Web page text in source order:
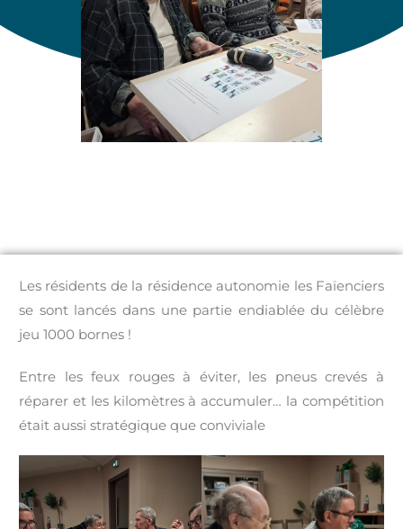
Les résidents de la résidence autonomie les Faïenciers
se sont lancés dans une partie endiablée du célèbre
jeu 1000 bornes !
Entre les feux rouges à éviter, les pneus crevés à
réparer et les kilomètres à accumuler… la compétition
était aussi stratégique que conviviale